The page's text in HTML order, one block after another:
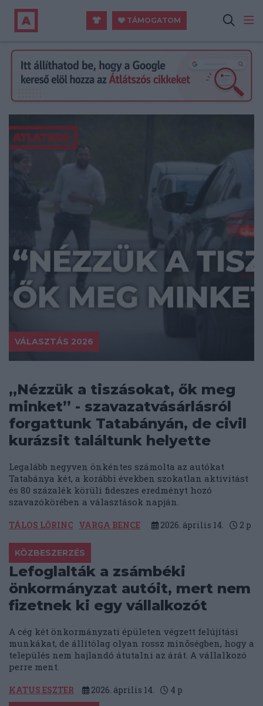
TÁMOGATOM
VÁLASZTÁS 2026
„Nézzük a tiszásokat, ők meg
minket” - szavazatvásárlásról
forgattunk Tatabányán, de civil
kurázsit találtunk helyette
Legalább negyven önkéntes számolta az autókat
Tatabánya két, a korábbi években szokatlan aktivitást
és 80 százalék körüli fideszes eredményt hozó
szavazókörében a választások napján.
TÁLOS LŐRINC VARGA BENCE 2026. április 14. 2 p
KÖZBESZERZÉS
Lefoglalták a zsámbéki
önkormányzat autóit, mert nem
fizetnek ki egy vállalkozót
A cég két önkormányzati épületen végzett felújítási
munkákat, de állítólag olyan rossz minőségben, hogy a
település nem hajlandó átutalni az árát. A vállalkozó
perre ment.
KATUS ESZTER 2026. április 14. 4 p